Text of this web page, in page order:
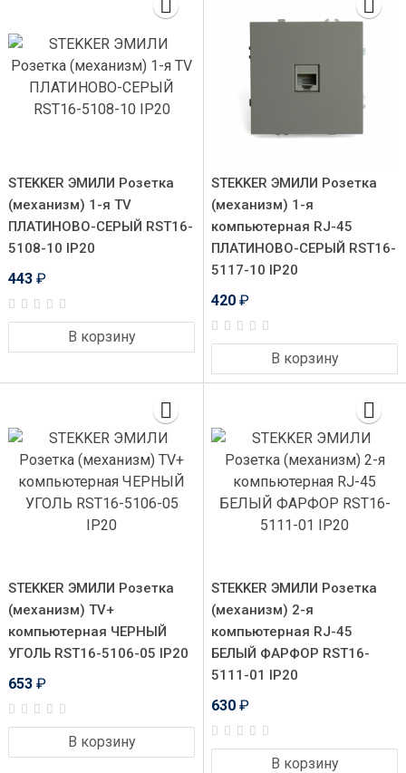
STEKKER ЭМИЛИ Розетка
(механизм) 1-я TV
ПЛАТИНОВО-СЕРЫЙ RST16-
5108-10 IP20
443 ₽
В корзину
STEKKER ЭМИЛИ Розетка
(механизм) 1-я
компьютерная RJ-45
ПЛАТИНОВО-СЕРЫЙ RST16-
5117-10 IP20
420 ₽
В корзину
STEKKER ЭМИЛИ Розетка
(механизм) TV+
компьютерная ЧЕРНЫЙ
УГОЛЬ RST16-5106-05 IP20
653 ₽
В корзину
STEKKER ЭМИЛИ Розетка
(механизм) 2-я
компьютерная RJ-45
БЕЛЫЙ ФАРФОР RST16-
5111-01 IP20
630 ₽
В корзину